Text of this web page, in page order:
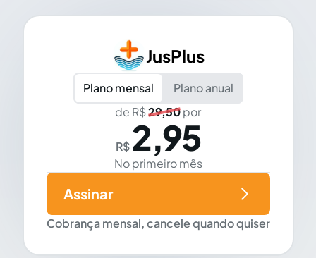
JusPlus
Plano mensal
Plano anual
de R$29,50por
R$ 2,95
No primeiro mês
Cobrança mensal, cancele quando quiser
Assinar